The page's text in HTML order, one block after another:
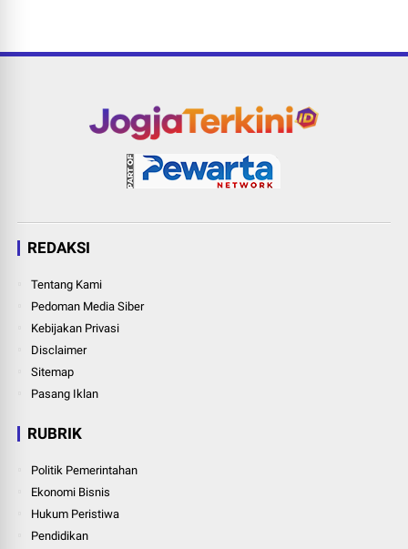
REDAKSI
Tentang Kami
Pedoman Media Siber
Kebijakan Privasi
Disclaimer
Sitemap
Pasang Iklan
RUBRIK
Politik Pemerintahan
Ekonomi Bisnis
Hukum Peristiwa
Pendidikan